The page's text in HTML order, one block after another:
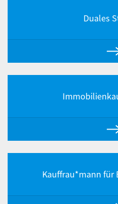
Duales
Kauffrau*mann für